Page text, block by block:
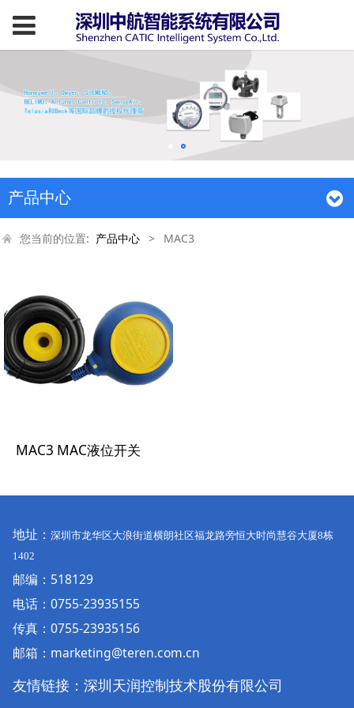
产品中心
您当前的位置: 产品中心 > MAC3
MAC3 MAC液位开关
地址： 深圳市龙华区大浪街道横朗社区福龙路旁恒大时尚慧谷大厦8栋
1402
邮编：518129
电话： 0755-23935155
传真：0755-23935156
邮箱：marketing@teren.com.cn
友情链接： 深圳天润控制技术股份有限公司